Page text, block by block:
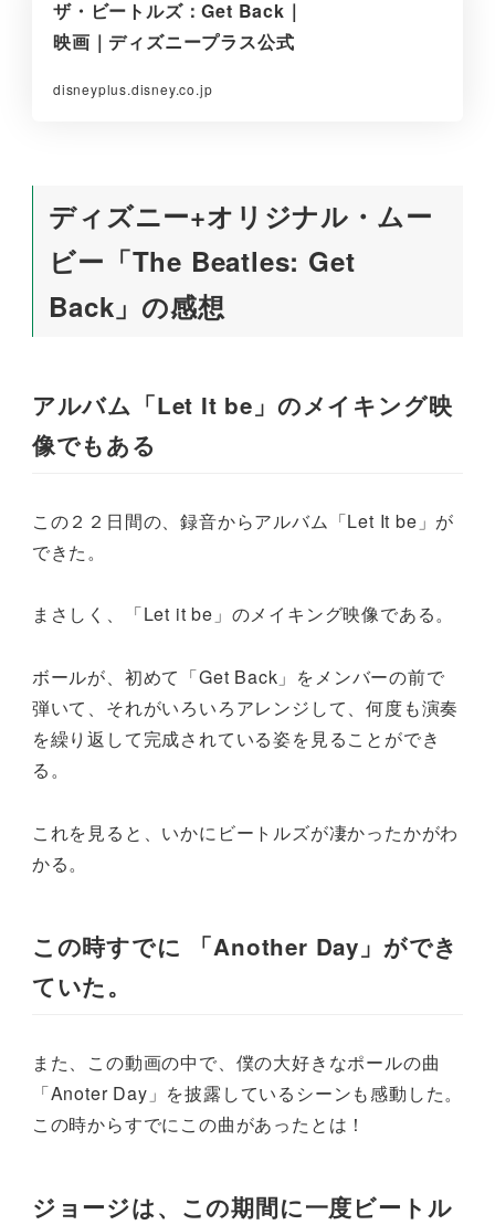
ザ・ビートルズ：Get Back｜
映画｜ディズニープラス公式
disneyplus.disney.co.jp
ディズニー+オリジナル・ムー
ビー「The Beatles: Get
Back」の感想
アルバム「Let It be」のメイキング映
像でもある
この２２日間の、録音からアルバム「Let It be」が
できた。
まさしく、「Let it be」のメイキング映像である。
ボールが、初めて「Get Back」をメンバーの前で
弾いて、それがいろいろアレンジして、何度も演奏
を繰り返して完成されている姿を見ることができ
る。
これを見ると、いかにビートルズが凄かったかがわ
かる。
この時すでに 「Another Day」ができ
ていた。
また、この動画の中で、僕の大好きなポールの曲
「Anoter Day」を披露しているシーンも感動した。
この時からすでにこの曲があったとは！
ジョージは、この期間に一度ビートル